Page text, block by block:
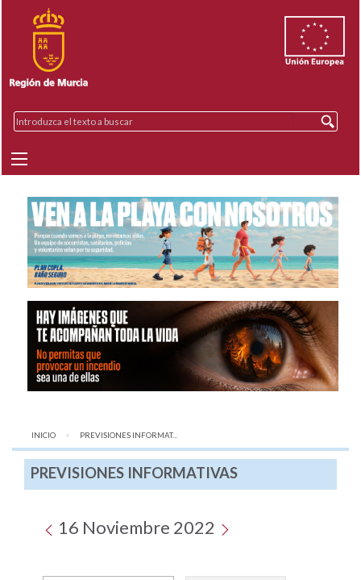
INICIO AQUÍ:
PREVISIONES INFORMAT...
PREVISIONES INFORMATIVAS
16 Noviembre 2022